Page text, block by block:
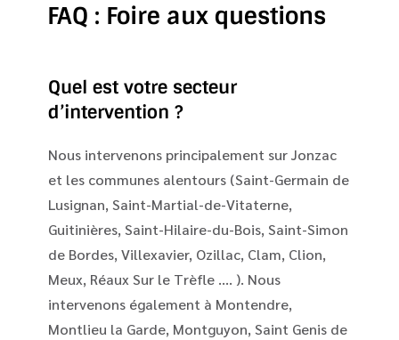
FAQ : Foire aux questions
Quel est votre secteur
d’intervention ?
Nous intervenons principalement sur Jonzac
et les communes alentours (Saint-Germain de
Lusignan, Saint-Martial-de-Vitaterne,
Guitinières, Saint-Hilaire-du-Bois, Saint-Simon
de Bordes, Villexavier, Ozillac, Clam, Clion,
Meux, Réaux Sur le Trèfle …. ). Nous
intervenons également à Montendre,
Montlieu la Garde, Montguyon, Saint Genis de